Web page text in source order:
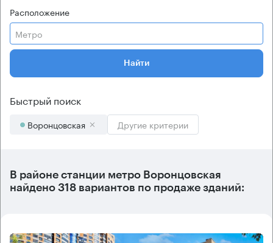
Расположение
Метро
Найти
Быстрый поиск
Воронцовская Другие критерии
В районе станции метро Воронцовская
найдено 318 вариантов по продаже зданий: